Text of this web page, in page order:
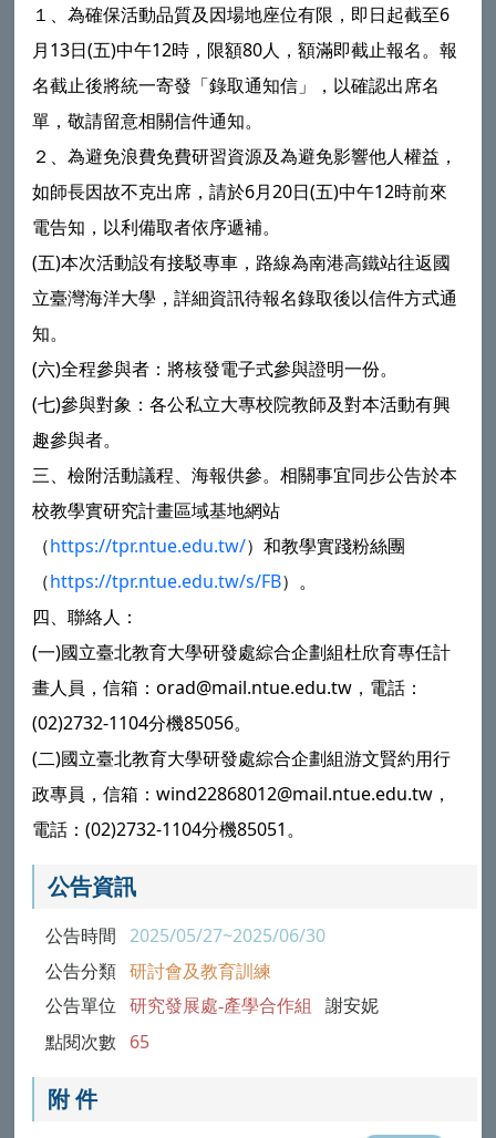
１、為確保活動品質及因場地座位有限，即日起截至6
月13日(五)中午12時，限額80人，額滿即截止報名。報
名截止後將統一寄發「錄取通知信」，以確認出席名
單，敬請留意相關信件通知。
２、為避免浪費免費研習資源及為避免影響他人權益，
如師長因故不克出席，請於6月20日(五)中午12時前來
電告知，以利備取者依序遞補。
(五)本次活動設有接駁專車，路線為南港高鐵站往返國
立臺灣海洋大學，詳細資訊待報名錄取後以信件方式通
知。
(六)全程參與者：將核發電子式參與證明一份。
(七)參與對象：各公私立大專校院教師及對本活動有興
趣參與者。
三、檢附活動議程、海報供參。相關事宜同步公告於本
校教學實研究計畫區域基地網站
（https://tpr.ntue.edu.tw/）和教學實踐粉絲團
（https://tpr.ntue.edu.tw/s/FB）。
四、聯絡人：
(一)國立臺北教育大學研發處綜合企劃組杜欣育專任計
畫人員，信箱：orad@mail.ntue.edu.tw，電話：
(02)2732-1104分機85056。
(二)國立臺北教育大學研發處綜合企劃組游文賢約用行
政專員，信箱：wind22868012@mail.ntue.edu.tw，
電話：(02)2732-1104分機85051。
公告資訊
公告時間 2025/05/27~2025/06/30
公告分類 研討會及教育訓練
公告單位 研究發展處-產學合作組 謝安妮
點閱次數 65
附 件